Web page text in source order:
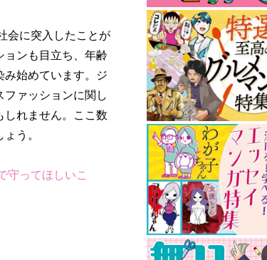
会に突入したことが
ョンも目立ち、年齢
み始めています。ジ
ファッションに関し
しれません。ここ数
う。
守ってほしいこ